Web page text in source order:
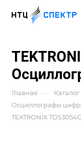
Главная —
Осциллографы
TEKTRONIX